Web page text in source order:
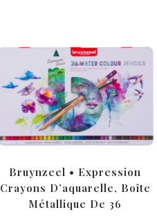
Bruynzeel • Expression
Crayons D’aquarelle, Boîte
Métallique De 36